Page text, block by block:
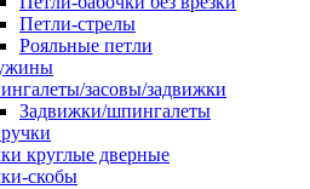
Петли-стрелы
Рояльные петли
засовы/задвижки
Задвижки/шпингалеты
круглые дверные
скобы